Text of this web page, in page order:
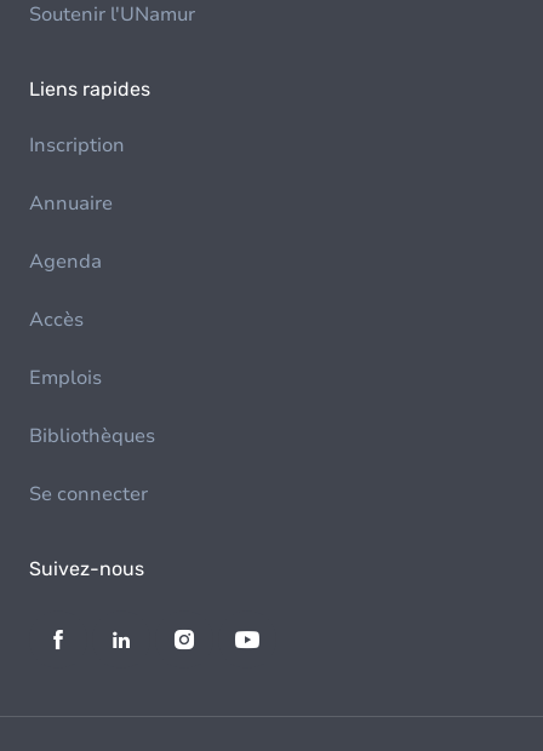
Soutenir l'UNamur
Liens rapides
Inscription
Annuaire
Agenda
Accès
Emplois
Bibliothèques
Se connecter
Suivez-nous